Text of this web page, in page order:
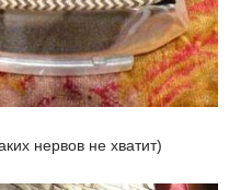
нервов не хватит)